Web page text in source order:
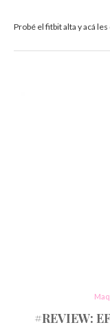
Probé el fitbit alta y acá
#REVIEW: